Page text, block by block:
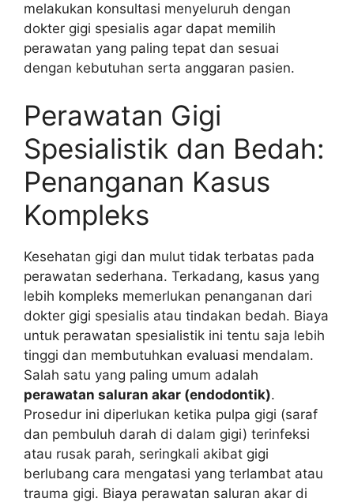
melakukan konsultasi menyeluruh dengan
dokter gigi spesialis agar dapat memilih
perawatan yang paling tepat dan sesuai
dengan kebutuhan serta anggaran pasien.
Perawatan Gigi
Spesialistik dan Bedah:
Penanganan Kasus
Kompleks
Kesehatan gigi dan mulut tidak terbatas pada
perawatan sederhana. Terkadang, kasus yang
lebih kompleks memerlukan penanganan dari
dokter gigi spesialis atau tindakan bedah. Biaya
untuk perawatan spesialistik ini tentu saja lebih
tinggi dan membutuhkan evaluasi mendalam.
Salah satu yang paling umum adalah
perawatan saluran akar (endodontik).
Prosedur ini diperlukan ketika pulpa gigi (saraf
dan pembuluh darah di dalam gigi) terinfeksi
atau rusak parah, seringkali akibat gigi
berlubang cara mengatasi yang terlambat atau
trauma gigi. Biaya perawatan saluran akar di